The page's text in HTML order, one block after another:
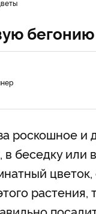
роскошное и
беседку
растения,